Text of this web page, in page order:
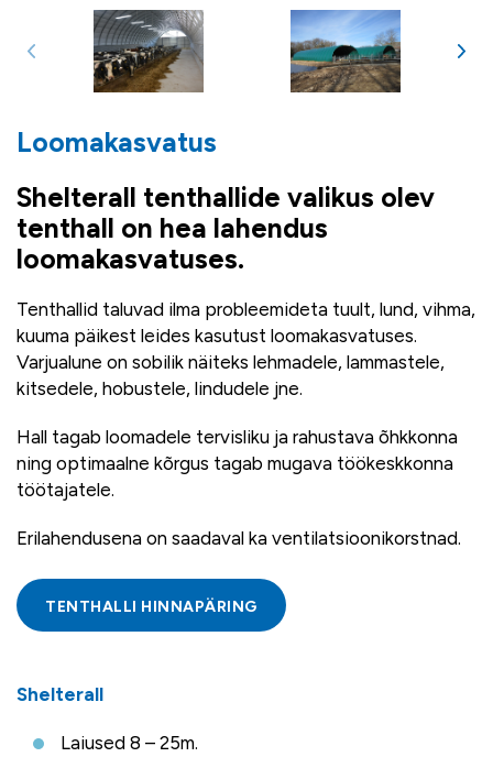
Loomakasvatus
Shelterall tenthallide valikus olev
tenthall on hea lahendus
loomakasvatuses.
Tenthallid taluvad ilma probleemideta tuult, lund, vihma,
kuuma päikest leides kasutust loomakasvatuses.
Varjualune on sobilik näiteks lehmadele, lammastele,
kitsedele, hobustele, lindudele jne.
Hall tagab loomadele tervisliku ja rahustava õhkkonna
ning optimaalne kõrgus tagab mugava töökeskkonna
töötajatele.
Erilahendusena on saadaval ka ventilatsioonikorstnad.
TENTHALLI HINNAPÄRING
Shelterall
Laiused 8 – 25m.